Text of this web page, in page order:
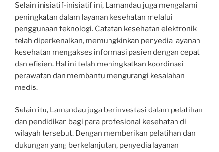
Selain inisiatif-inisiatif ini, Lamandau juga mengalami
peningkatan dalam layanan kesehatan melalui
penggunaan teknologi. Catatan kesehatan elektronik
telah diperkenalkan, memungkinkan penyedia layanan
kesehatan mengakses informasi pasien dengan cepat
dan efisien. Hal ini telah meningkatkan koordinasi
perawatan dan membantu mengurangi kesalahan
medis.
Selain itu, Lamandau juga berinvestasi dalam pelatihan
dan pendidikan bagi para profesional kesehatan di
wilayah tersebut. Dengan memberikan pelatihan dan
dukungan yang berkelanjutan, penyedia layanan